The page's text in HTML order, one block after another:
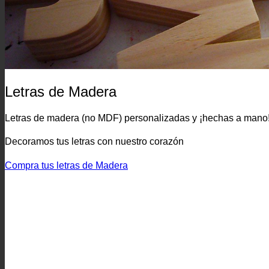
Letras de Madera
Letras de madera (no MDF) personalizadas y ¡hechas a
Decoramos tus letras con nuestro corazón
Compra tus letras de Madera